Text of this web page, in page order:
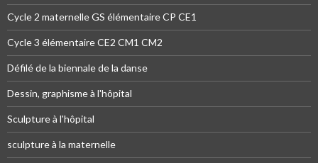
Cycle 2 maternelle GS élémentaire CP CE1
Cycle 3 élémentaire CE2 CM1 CM2
Défilé de la biennale de la danse
Dessin, graphisme à l'hôpital
Sculpture à l'hôpital
sculpture à la maternelle